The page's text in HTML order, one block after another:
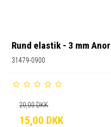
Rund elastik - 3 mm
31479-0900
20,00 DKK
15,00 DKK